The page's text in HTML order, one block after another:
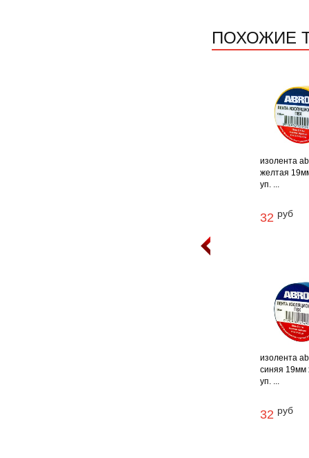
ПОХОЖИЕ
изолента
желтая
уп. ...
32 руб
изолента
синяя 19мм
уп. ...
32 руб